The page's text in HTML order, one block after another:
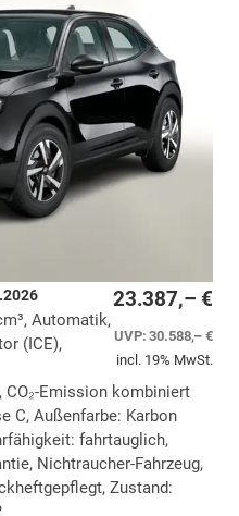
23.387,– €
UVP:30.588,– €
incl. 19% MwSt.
Automatik,
(ICE),
CO₂-Emission kombiniert
C, Außenfarbe: Karbon
fahrtauglich,
Nichtraucher-Fahrzeug,
Zustand: